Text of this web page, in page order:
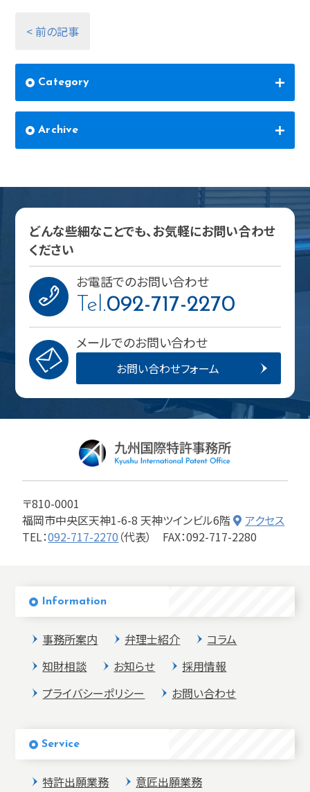
< 前の記事
Category
Archive
どんな些細なことでも、お気軽にお問い合わせ
ください
お電話でのお問い合わせ
Tel.092-717-2270
メールでのお問い合わせ
お問い合わせフォーム
〒810-0001
福岡市中央区天神1-6-8 天神ツインビル6階
アクセス
TEL：092-717-2270 （代表） FAX：092-717-2280
Information
事務所案内 弁理士紹介
コラム
知財相談
お知らせ
採用情報
プライバシーポリシー
お問い合わせ
Service
特許出願業務 意匠出願業務